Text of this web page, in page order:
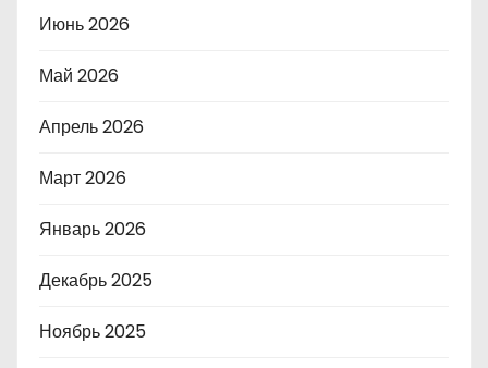
Июнь 2026
Май 2026
Апрель 2026
Март 2026
Январь 2026
Декабрь 2025
Ноябрь 2025